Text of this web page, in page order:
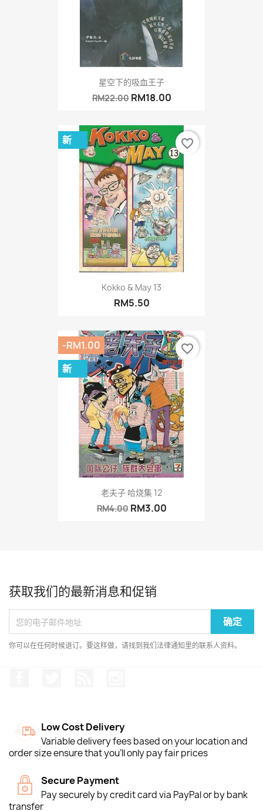
星空下的吸血王子
RM22.00 RM18.00
Kokko & May 13
RM5.50
新 favorite_border
老夫子 哈烧集 12
RM4.00 RM3.00
-RM1.00
新
favorite_border
获取我们的最新消息和促销
你可以在任何时候退订。要这样做，请找到我们法律通知里的联系人资料。
Low Cost Delivery
Variable delivery fees based on your location and
order size ensure that you'll only pay fair prices
Secure Payment
Pay securely by credit card via PayPal or by bank
transfer